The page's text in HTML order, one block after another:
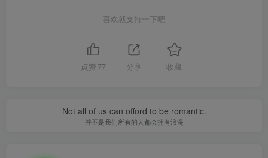
喜欢就支持一下吧
点赞 77 分享 收藏
Not all of us can offord to be romantic.
并不是我们所有的人都会拥有浪漫